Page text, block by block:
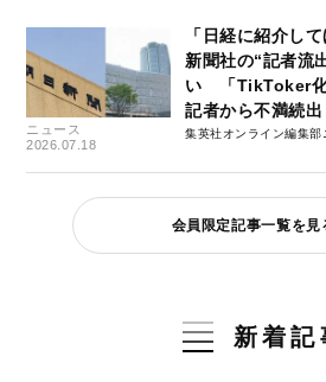
ニュース
2026.07.18
「日経に紹介し
新聞社の“記者流
い 「TikToker化
記者から不満続出
集英社オンライン編集部
会員限定記事一覧を見
新着記